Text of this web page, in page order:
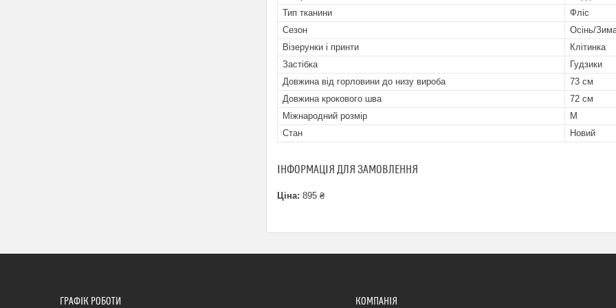
Тип тканини
Фліс
Сезон
Осінь/
Візерунки і принти
Клітинка
Застібка
Гудзики
Довжина від горловини до низу вироба
73 см
Довжина крокового шва
72 см
Міжнародний розмір
M
Стан
Новий
ІНФОРМАЦІЯ ДЛЯ ЗАМОВЛЕННЯ
Ціна: 895 ₴
ГРАФІК РОБОТИ